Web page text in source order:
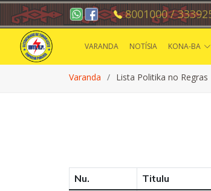
8001000 /
VARANDA NOTÍSIA KONA-BA
Varanda Lista Politika no Regras
Nu. Titulu